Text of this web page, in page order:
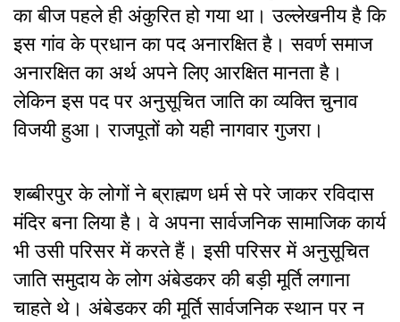
का बीज पहले ही अंकुरित हो गया था। उल्लेखनीय है कि
इस गांव के प्रधान का पद अनारक्षित है। सवर्ण समाज
अनारक्षित का अर्थ अपने लिए आरक्षित मानता है।
लेकिन इस पद पर अनुसूचित जाति का व्यक्ति चुनाव
विजयी हुआ। राजपूतों को यही नागवार गुजरा।
शब्बीरपुर के लोगों ने ब्राह्मण धर्म से परे जाकर रविदास
मंदिर बना लिया है। वे अपना सार्वजनिक सामाजिक कार्य
भी उसी परिसर में करते हैं। इसी परिसर में अनुसूचित
जाति समुदाय के लोग अंबेडकर की बड़ी मूर्ति लगाना
चाहते थे। अंबेडकर की मूर्ति सार्वजनिक स्थान पर न